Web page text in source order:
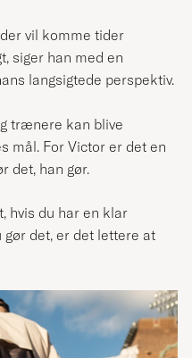
vil komme tider
siger han med en
langsigtede perspektiv.
trænere kan blive
mål. For Victor er det en
det, han gør.
hvis du har en klar
gør det, er det lettere at